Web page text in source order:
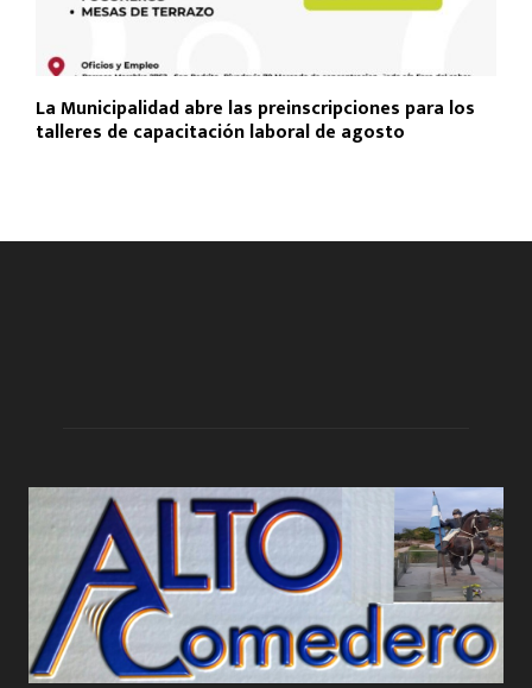
La Municipalidad abre las preinscripciones para los
talleres de capacitación laboral de agosto